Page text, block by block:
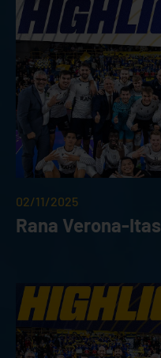
02/11/2025
Rana Verona-